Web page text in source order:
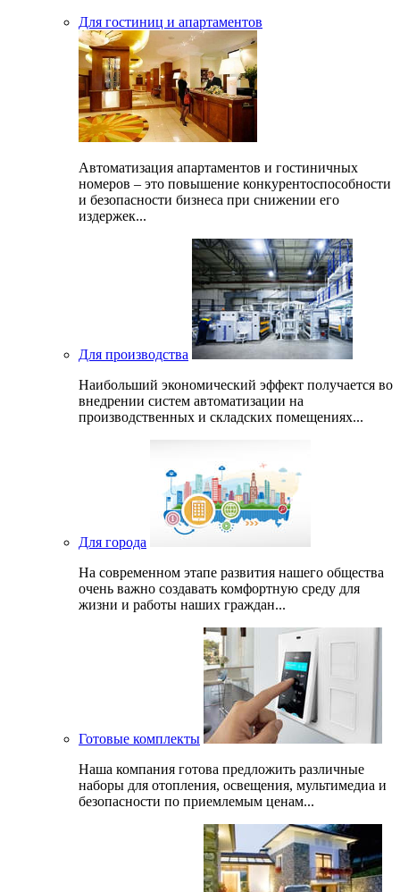
Для гостиниц и апартаментов
Автоматизация апартаментов и гостиничных
номеров – это повышение конкурентоспособности
и безопасности бизнеса при снижении его
издержек...
Для производства
Наибольший экономический эффект получается во
внедрении систем автоматизации на
производственных и складских помещениях...
Для города
На современном этапе развития нашего общеcтва
очень важно создавать комфортную среду для
жизни и работы наших граждан...
Готовые комплекты
Наша компания готова предложить различные
наборы для отопления, освещения, мультимедиа и
безопасности по приемлемым ценам...